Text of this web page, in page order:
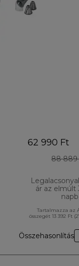
62 990 Ft
88 889
ár az elmúlt
Tartalmazza az
összegét 13 392 Ft
Összehasonlítás